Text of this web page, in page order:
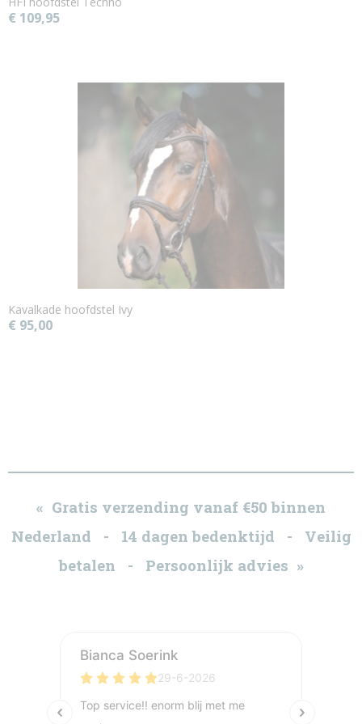
€ 109,95
Kavalkade hoofdstel Ivy
€ 95,00
« Gratis verzending vanaf €50 binnen
Nederland - 14 dagen bedenktijd - Veilig
betalen - Persoonlijk advies »